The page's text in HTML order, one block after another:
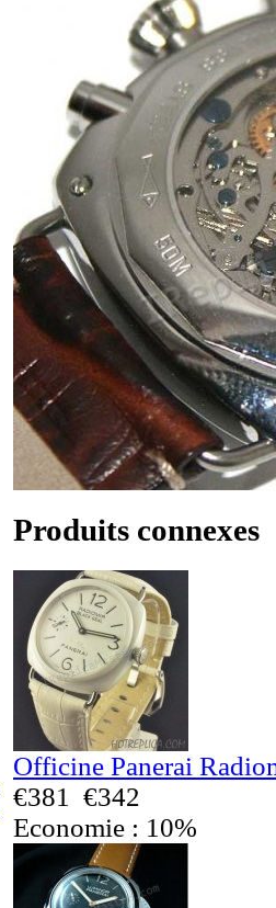
Produits connexes
Officine Panerai
€381
€342
Economie : 10%